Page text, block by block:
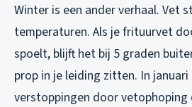
Winter is een ander verhaal. Vet
temperaturen. Als je frituurvet
spoelt, blijft het bij 5 graden
prop in je leiding zitten. In januari
verstoppingen door vetophoping